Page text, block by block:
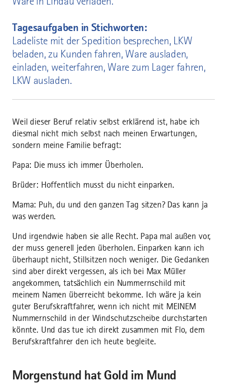
Tagesaufgaben in Stichworten:
Ladeliste mit der Spedition besprechen, LKW
beladen, zu Kunden fahren, Ware ausladen,
einladen, weiterfahren, Ware zum Lager fahren,
LKW ausladen.
Weil dieser Beruf relativ selbst erklärend ist, habe ich
diesmal nicht mich selbst nach meinen Erwartungen,
sondern meine Familie befragt:
Papa: Die muss ich immer Überholen.
Brüder: Hoffentlich musst du nicht einparken.
Mama: Puh, du und den ganzen Tag sitzen? Das kann ja
was werden.
Und irgendwie haben sie alle Recht. Papa mal außen vor,
der muss generell jeden überholen. Einparken kann ich
überhaupt nicht, Stillsitzen noch weniger. Die Gedanken
sind aber direkt vergessen, als ich bei Max Müller
angekommen, tatsächlich ein Nummernschild mit
meinem Namen überreicht bekomme. Ich wäre ja kein
guter Berufskraftfahrer, wenn ich nicht mit MEINEM
Nummernschild in der Windschutzscheibe durchstarten
könnte. Und das tue ich direkt zusammen mit Flo, dem
Berufskraftfahrer den ich heute begleite.
Morgenstund hat Gold im Mund